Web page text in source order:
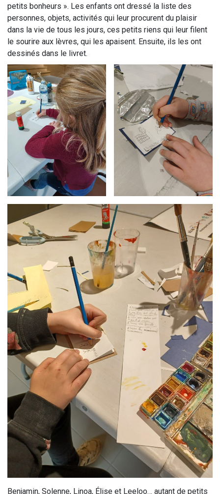
petits bonheurs ». Les enfants ont dressé la liste des
personnes, objets, activités qui leur procurent du plaisir
dans la vie de tous les jours, ces petits riens qui leur filent
le sourire aux lèvres, qui les apaisent. Ensuite, ils les ont
dessinés dans le livret.
Benjamin, Solenne, Linoa, Élise et Leeloo… autant de petits